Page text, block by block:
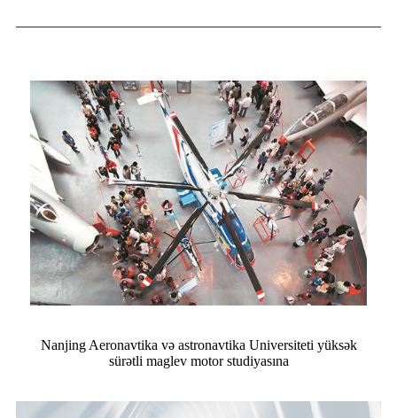
Nanjing Aeronavtika və astronavtika Universiteti yüksək
sürətli maglev motor studiyasına